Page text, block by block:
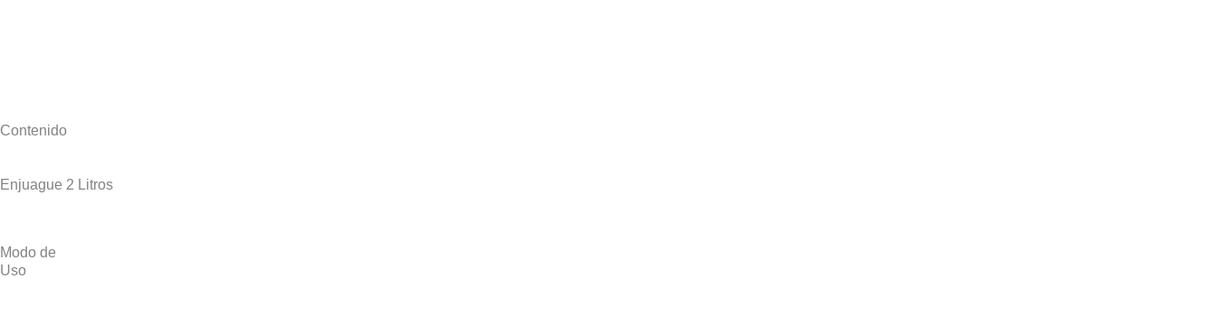
Contenido
Enjuague 2 Litros
Modo de
Uso